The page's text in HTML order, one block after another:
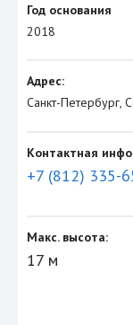
Год основания
2018
Адрес:
Санкт-Петербург,
Контактная
+7 (812) 335-
Макс. высота:
17 м